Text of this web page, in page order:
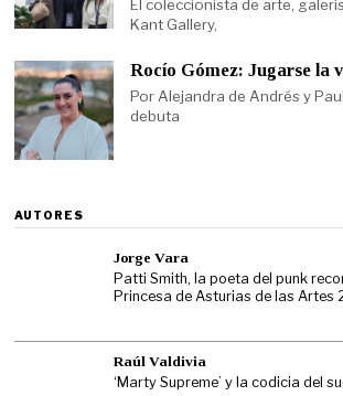
El coleccionista de arte,
Kant Gallery,
Rocío Gómez: Jugarse la
Por Alejandra de Andrés y
debuta
AUTORES
Jorge Vara
Patti Smith, la poeta del punk
Princesa de Asturias de las Artes
Raúl Valdivia
‘Marty Supreme’ y la codicia del